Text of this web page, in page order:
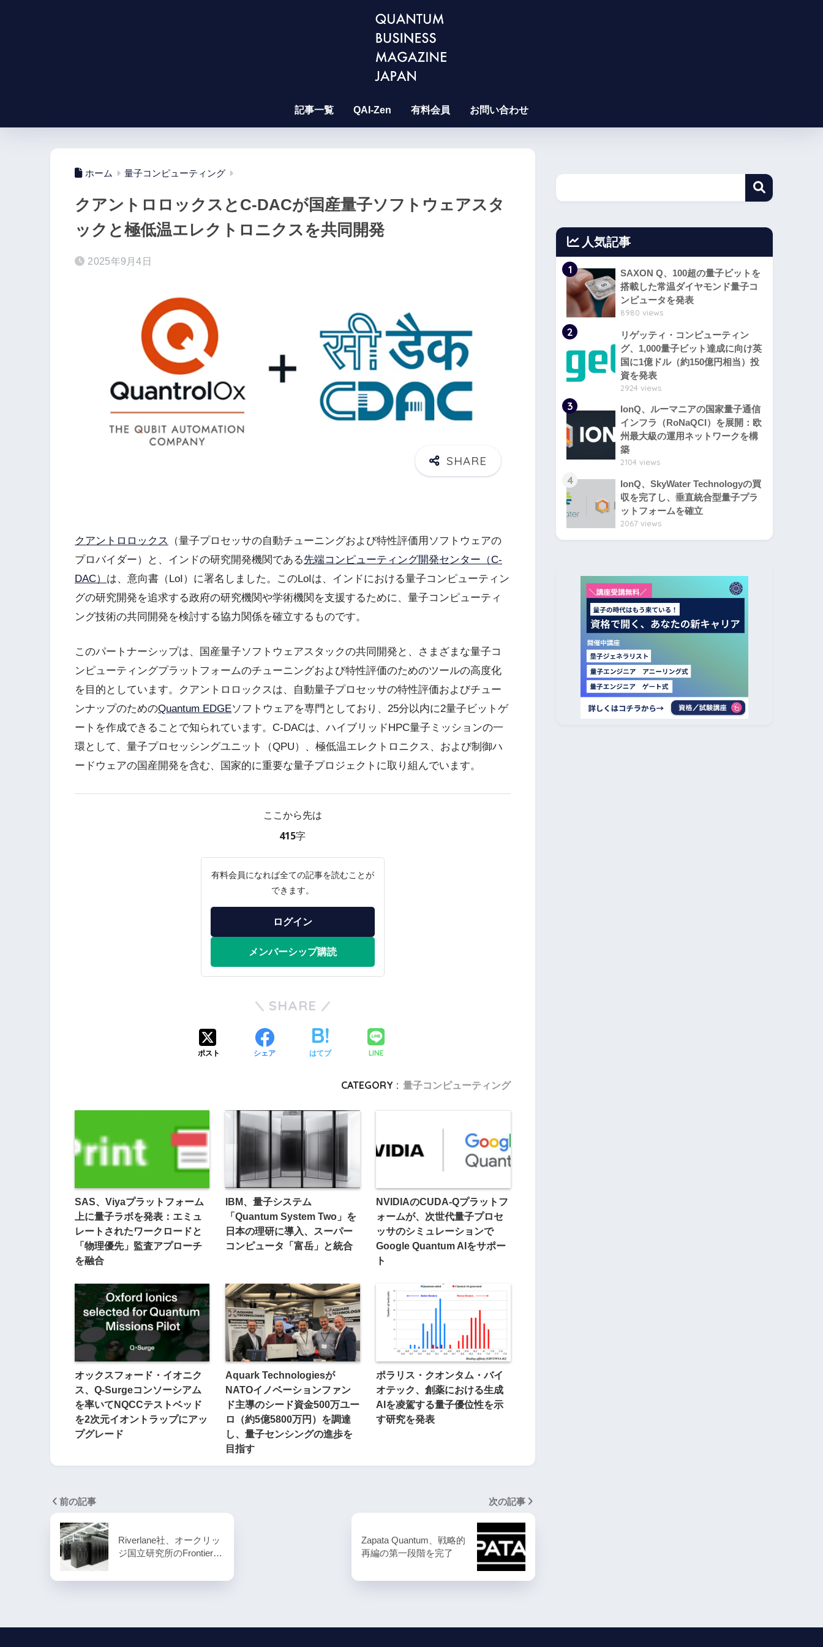
記事一覧 QAI-Zen 有料会員 お問い合わせ
ホーム 量子コンピューティング
クアントロロックスとC-DACが国産量子ソフトウェアスタ
ックと極低温エレクトロニクスを共同開発
2025年9月4日
クアントロロックス
（量子プロセッサの自動チューニングおよび特性評価用ソフトウェアの
プロバイダー）と、インドの研究開発機関である先端コンピューティング開発センター（C-
DAC） は、意向書（LoI）に署名しました。このLoIは、インドにおける量子コンピューティン
グの研究開発を追求する政府の研究機関や学術機関を支援するために、量子コンピューティ
ング技術の共同開発を検討する協力関係を確立するものです。
このパートナーシップは、国産量子ソフトウェアスタックの共同開発と、さまざまな量子コ
ンピューティングプラットフォームのチューニングおよび特性評価のためのツールの高度化
を目的としています。クアントロロックスは、自動量子プロセッサの特性評価およびチュー
ンナップのためのQuantum EDGEソフトウェアを専門としており、25分以内に2量子ビットゲ
ートを作成できることで知られています。C-DACは、ハイブリッドHPC量子ミッションの一
環として、量子プロセッシングユニット（QPU）、極低温エレクトロニクス、および制御ハ
ードウェアの国産開発を含む、国家的に重要な量子プロジェクトに取り組んでいます。
ここから先は
415字
有料会員になれば全ての記事を読むことが
できます。
ログイン
メンバーシップ購読
SHARE
ポスト シェア はてブ LINE
CATEGORY : 量子コンピューティング
SAS、Viyaプラットフォーム
上に量子ラボを発表：エミュ
レートされたワークロードと
「物理優先」監査アプローチ
を融合
IBM、量子システム
「Quantum System Two」を
日本の理研に導入、スーパー
コンピュータ「富岳」と統合
NVIDIAのCUDA-Qプラットフ
ォームが、次世代量子プロセ
ッサのシミュレーションで
Google Quantum AIをサポー
ト
オックスフォード・イオニク
ス、Q-Surgeコンソーシアム
を率いてNQCCテストベッド
を2次元イオントラップにアッ
プグレード
Aquark Technologiesが
NATOイノベーションファン
ド主導のシード資金500万ユー
ロ（約5億5800万円）を調達
し、量子センシングの進歩を
目指す
ポラリス・クオンタム・バイ
オテック、創薬における生成
AIを凌駕する量子優位性を示
す研究を発表
前の記事
Riverlane社、オークリッ
ジ国立研究所のFrontier…
次の記事
Zapata Quantum、戦略的
再編の第一段階を完了
人気記事
1
SAXON Q、100超の量子ビットを
搭載した常温ダイヤモンド量子コ
ンピュータを発表
8980 views
2
リゲッティ・コンピューティン
グ、1,000量子ビット達成に向け英
国に1億ドル（約150億円相当）投
資を発表
2924 views
3
IonQ、ルーマニアの国家量子通信
インフラ（RoNaQCI）を展開：欧
州最大級の運用ネットワークを構
築
2104 views
4
IonQ、SkyWater Technologyの買
収を完了し、垂直統合型量子プラ
ットフォームを確立
2067 views